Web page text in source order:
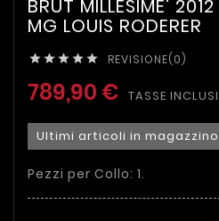
BRUT MILLESIME' 2012
MG LOUIS RODERER
     REVISIONE(0)
789,90 € TASSE INCLUSI
Ultimi articoli in magazzino
Pezzi per Collo: 1.